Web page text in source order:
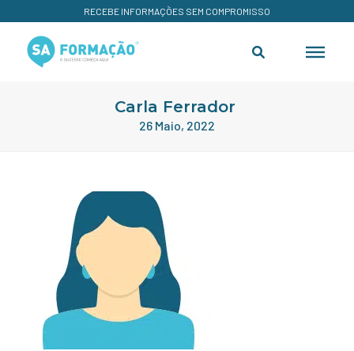
RECEBE INFORMAÇÕES SEM COMPROMISSO
Carla Ferrador
26 Maio, 2022